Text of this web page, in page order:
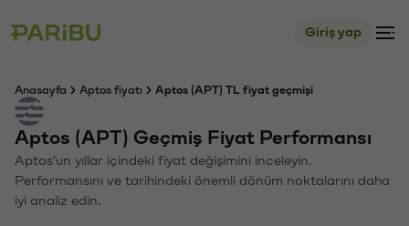
Giriş yap
Anasayfa Aptos fiyatı Aptos (APT) TL fiyat geçmişi
Aptos (APT) Geçmiş Fiyat Performansı
Aptos'un yıllar içindeki fiyat değişimini inceleyin.
Performansını ve tarihindeki önemli dönüm noktalarını daha
iyi analiz edin.